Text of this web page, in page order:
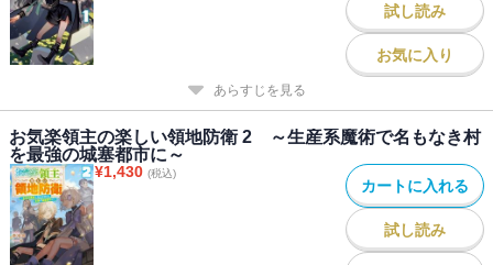
試し読み
お気に入り
あらすじを見る
お気楽領主の楽しい領地防衛 2 ～生産系魔術で名もなき村
を最強の城塞都市に～
¥1,430 (税込)
カートに入れる
試し読み